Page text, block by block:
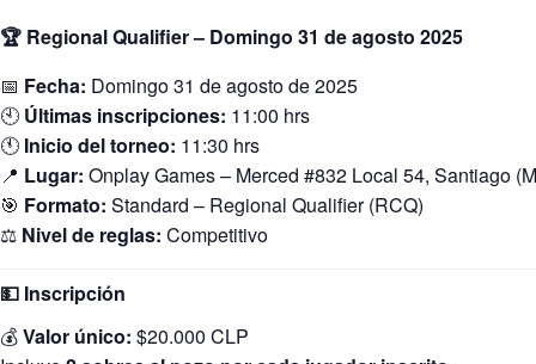
🏆 Regional Qualifier – Domingo 31 de agosto 2025
📅 Fecha: Domingo 31 de agosto de 2025
🕙 Últimas inscripciones: 11:00 hrs
🕚 Inicio del torneo: 11:30 hrs
📍 Lugar: Onplay Games – Merced #832 Local 54, Santiago
🎯 Formato: Standard – Regional Qualifier (RCQ)
⚖️ Nivel de reglas: Competitivo
💵 Inscripción
💰Valor único: $20.000 CLP